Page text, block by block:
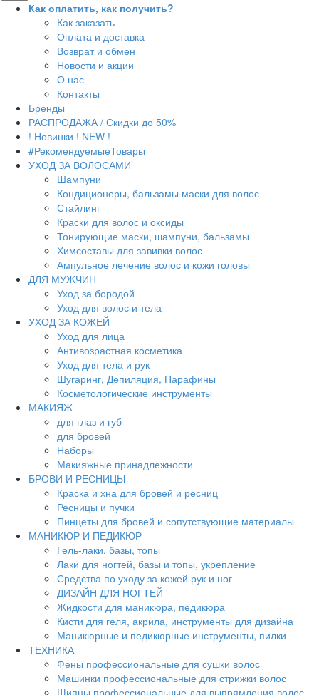
Как оплатить, как получить?
Как заказать
Оплата и доставка
Возврат и обмен
Новости и акции
О нас
Контакты
Бренды
РАСПРОДАЖА / Скидки до 50%
! Новинки ! NEW !
#РекомендуемыеТовары
УХОД ЗА ВОЛОСАМИ
Шампуни
Кондиционеры, бальзамы маски для волос
Стайлинг
Краски для волос и оксиды
Тонирующие маски, шампуни, бальзамы
Химсоставы для завивки волос
Ампульное лечение волос и кожи головы
ДЛЯ МУЖЧИН
Уход за бородой
Уход для волос и тела
УХОД ЗА КОЖЕЙ
Уход для лица
Антивозрастная косметика
Уход для тела и рук
Шугаринг, Депиляция, Парафины
Косметологические инструменты
МАКИЯЖ
для глаз и губ
для бровей
Наборы
Макияжные принадлежности
БРОВИ И РЕСНИЦЫ
Краска и хна для бровей и ресниц
Ресницы и пучки
Пинцеты для бровей и сопутствующие материалы
МАНИКЮР И ПЕДИКЮР
Гель-лаки, базы, топы
Лаки для ногтей, базы и топы, укрепление
Средства по уходу за кожей рук и ног
ДИЗАЙН ДЛЯ НОГТЕЙ
Жидкости для маникюра, педикюра
Кисти для геля, акрила, инструменты для дизайна
Маникюрные и педикюрные инструменты, пилки
ТЕХНИКА
Фены профессиональные для сушки волос
Машинки профессиональные для стрижки волос
Щипцы профессиональные для выпрямления волос